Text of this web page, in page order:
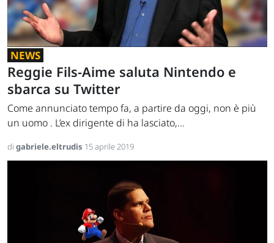
NEWS
Reggie Fils-Aime saluta Nintendo e
sbarca su Twitter
Come annunciato tempo fa, a partire da oggi, non è più
un uomo . L’ex dirigente di ha lasciato,...
di gabriele.eltrudis 15 aprile 2019